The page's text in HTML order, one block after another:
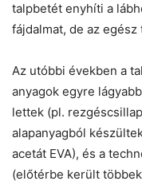
talpbetét enyhíti a
fájdalmat, de az
Az utóbbi években a
anyagok egyre
lettek (pl.
alapanyagból
acetát EVA), és a
(előtérbe került